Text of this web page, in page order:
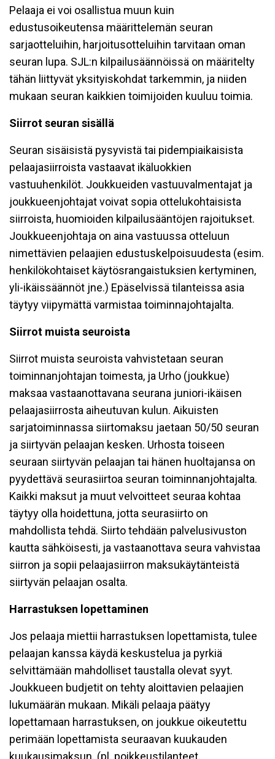
Pelaaja ei voi osallistua muun kuin
edustusoikeutensa määrittelemän seuran
sarjaotteluihin, harjoitusotteluihin tarvitaan oman
seuran lupa. SJL:n kilpailusäännöissä on määritelty
tähän liittyvät yksityiskohdat tarkemmin, ja niiden
mukaan seuran kaikkien toimijoiden kuuluu toimia.
Siirrot seuran sisällä
Seuran sisäisistä pysyvistä tai pidempiaikaisista
pelaajasiirroista vastaavat ikäluokkien
vastuuhenkilöt. Joukkueiden vastuuvalmentajat ja
joukkueenjohtajat voivat sopia ottelukohtaisista
siirroista, huomioiden kilpailusääntöjen rajoitukset.
Joukkueenjohtaja on aina vastuussa otteluun
nimettävien pelaajien edustuskelpoisuudesta (esim.
henkilökohtaiset käytösrangaistuksien kertyminen,
yli-ikäissäännöt jne.) Epäselvissä tilanteissa asia
täytyy viipymättä varmistaa toiminnajohtajalta.
Siirrot muista seuroista
Siirrot muista seuroista vahvistetaan seuran
toiminnanjohtajan toimesta, ja Urho (joukkue)
maksaa vastaanottavana seurana juniori-ikäisen
pelaajasiirrosta aiheutuvan kulun. Aikuisten
sarjatoiminnassa siirtomaksu jaetaan 50/50 seuran
ja siirtyvän pelaajan kesken. Urhosta toiseen
seuraan siirtyvän pelaajan tai hänen huoltajansa on
pyydettävä seurasiirtoa seuran toiminnanjohtajalta.
Kaikki maksut ja muut velvoitteet seuraa kohtaa
täytyy olla hoidettuna, jotta seurasiirto on
mahdollista tehdä. Siirto tehdään palvelusivuston
kautta sähköisesti, ja vastaanottava seura vahvistaa
siirron ja sopii pelaajasiirron maksukäytänteistä
siirtyvän pelaajan osalta.
Harrastuksen lopettaminen
Jos pelaaja miettii harrastuksen lopettamista, tulee
pelaajan kanssa käydä keskustelua ja pyrkiä
selvittämään mahdolliset taustalla olevat syyt.
Joukkueen budjetit on tehty aloittavien pelaajien
lukumäärän mukaan. Mikäli pelaaja päätyy
lopettamaan harrastuksen, on joukkue oikeutettu
perimään lopettamista seuraavan kuukauden
kuukausimaksun. (pl. poikkeustilanteet,